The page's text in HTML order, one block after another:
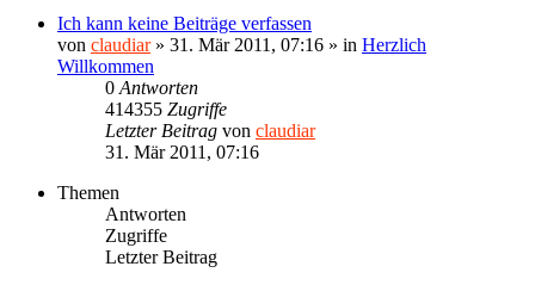
Ich kann keine Beiträge verfassen
von claudiar» 31. Mär 2011, 07:16 » in Herzlich
Willkommen
0 Antworten
414355 Zugriffe
Letzter Beitrag von claudiar
31. Mär 2011, 07:16
Themen
Antworten
Zugriffe
Letzter Beitrag